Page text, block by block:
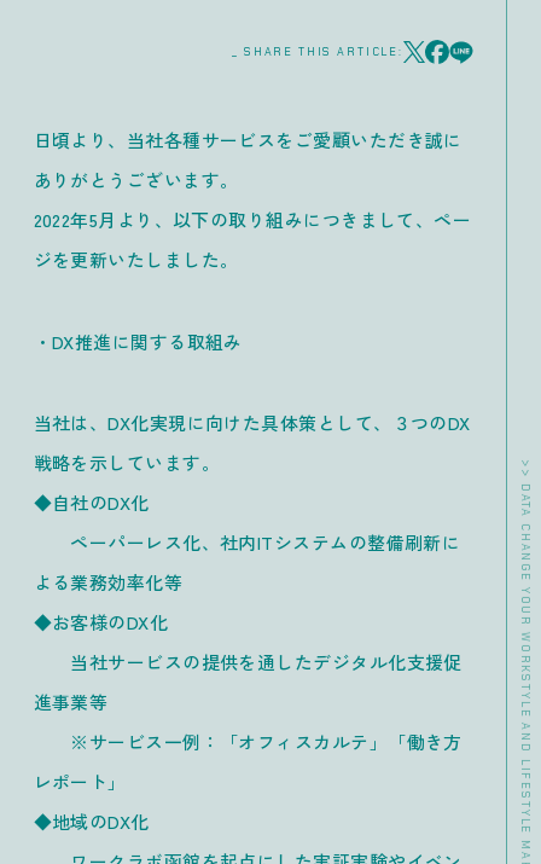
>> DATA CHANGE YOUR WORKSTYLE AND LIFESTYLE MAKE WORKERS HAPPY.
_ SHARE THIS ARTICLE:
日頃より、当社各種サービスをご愛顧いただき誠に
ありがとうございます。
2022年5月より、以下の取り組みにつきまして、ペー
ジを更新いたしました。
・DX推進に関する取組み
当社は、DX化実現に向けた具体策として、３つのDX
戦略を示しています。
◆自社のDX化
ペーパーレス化、社内ITシステムの整備刷新に
よる業務効率化等
◆お客様のDX化
当社サービスの提供を通したデジタル化支援促
進事業等
※サービス一例：「オフィスカルテ」「働き方
レポート」
◆地域のDX化